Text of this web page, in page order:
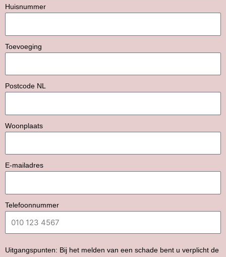
Huisnummer
Toevoeging
Postcode NL
Woonplaats
E-mailadres
Telefoonnummer
Uitgangspunten: Bij het melden van een schade bent u verplicht de